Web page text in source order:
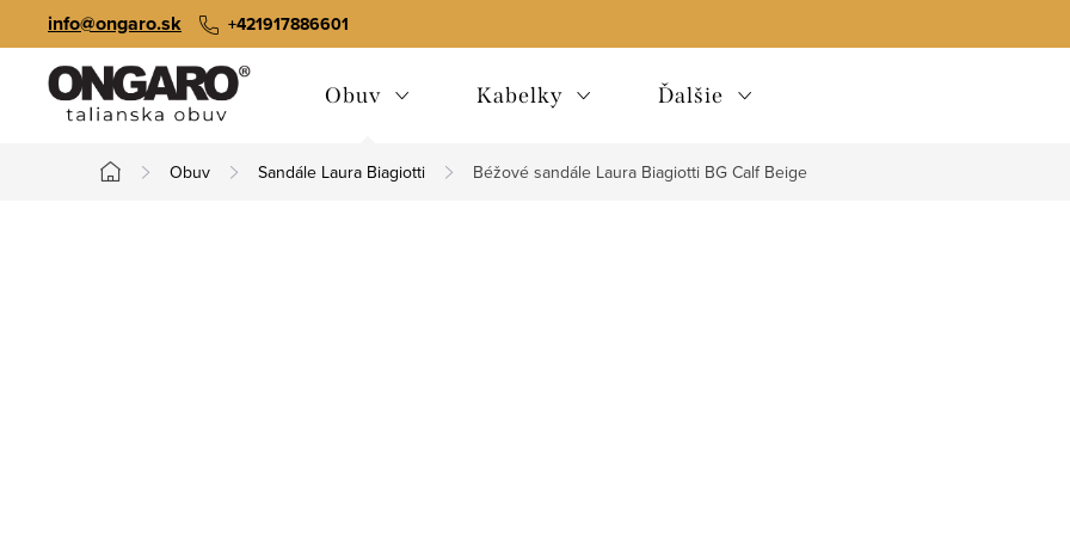
na
+421917886601
info@ongaro.sk
Obuv Kabelky Ďalšie
Domov
Obuv Sandále Laura Biagiotti Béžové sandále Laura Biagiotti BG Calf Beige